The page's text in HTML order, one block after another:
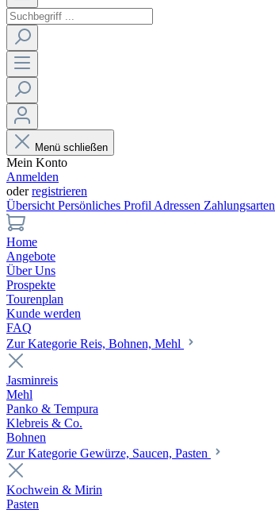
Menü schließen
Mein Konto
Anmelden
oderregistrieren
Übersicht Persönliches Profil Adressen Zahlungsarten
Home
Angebote
Über Uns
Prospekte
Tourenplan
Kunde werden
FAQ
Zur Kategorie Reis, Bohnen, Mehl
Jasminreis
Mehl
Panko & Tempura
Klebreis & Co.
Bohnen
Zur Kategorie Gewürze, Saucen, Pasten
Kochwein & Mirin
Pasten